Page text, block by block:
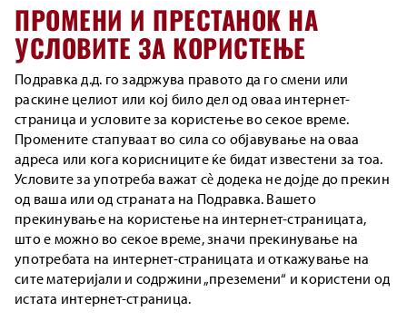
ПРОМЕНИ И ПРЕСТАНОК НА
УСЛОВИТЕ ЗА КОРИСТЕЊЕ
Подравка д.д. го задржува правото да го смени или
раскине целиот или кој било дел од оваа интернет-
страница и условите за користење во секое време.
Промените стапуваат во сила со објавување на оваа
адреса или кога корисниците ќе бидат известени за тоа.
Условите за употреба важат сè додека не дојде до прекин
од ваша или од страната на Подравка. Вашето
прекинување на користење на интернет-страницата,
што е можно во секое време, значи прекинување на
употребата на интернет-страницата и откажување на
сите материјали и содржини „преземени“ и користени од
истата интернет-страница.